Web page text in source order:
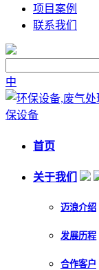
项目案例
联系我们
中
首页
关于我们
迈浪介绍
发展历程
合作客户